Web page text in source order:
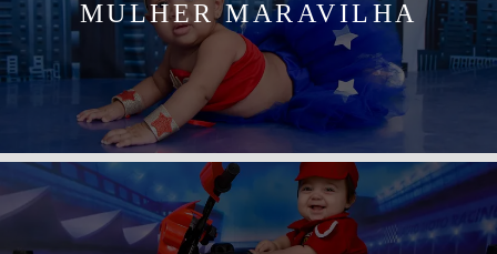
MULHER MARAVILHA